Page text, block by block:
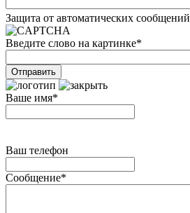
Защита от автоматических сообщений
Введите слово на картинке*
Ваше имя*
Ваш телефон
Сообщение*